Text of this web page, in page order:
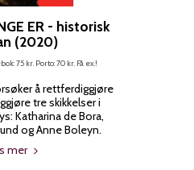
ER - historisk
(2020)
75 kr. Porto: 70 kr. Få ex.!
å rettferdiggjøre
tre skikkelser i
Katharina de Bora,
og Anne Boleyn.
mer